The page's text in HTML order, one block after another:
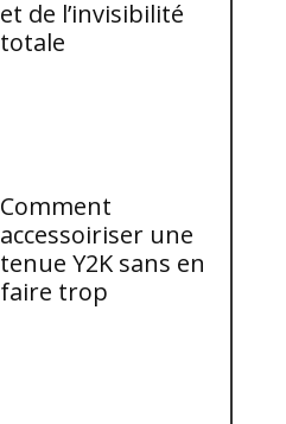
et de l’invisibilité
totale
Comment
accessoiriser une
tenue Y2K sans en
faire trop